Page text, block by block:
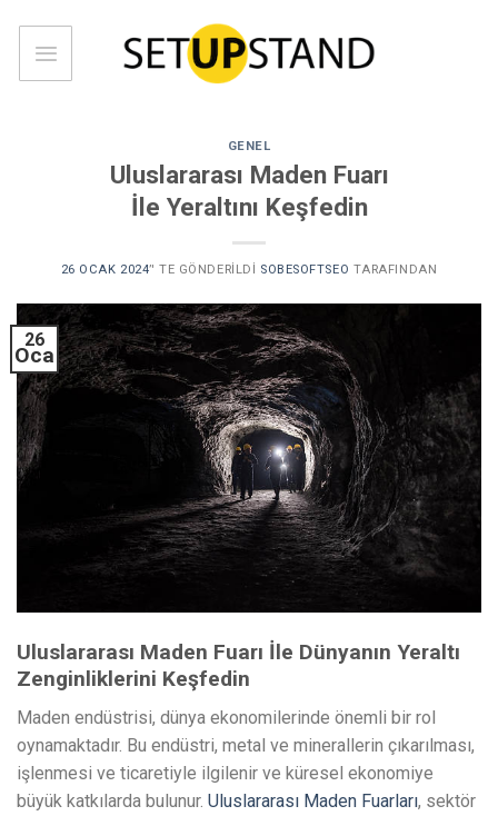
GENEL
Uluslararası Maden Fuarı
İle Yeraltını Keşfedin
26 OCAK 2024’' TE GÖNDERILDI SOBESOFTSEO TARAFINDAN
26
Oca
Uluslararası Maden Fuarı İle Dünyanın Yeraltı
Zenginliklerini Keşfedin
Maden endüstrisi, dünya ekonomilerinde önemli bir rol
oynamaktadır. Bu endüstri, metal ve minerallerin çıkarılması,
işlenmesi ve ticaretiyle ilgilenir ve küresel ekonomiye
büyük katkılarda bulunur. Uluslararası Maden Fuarları, sektör